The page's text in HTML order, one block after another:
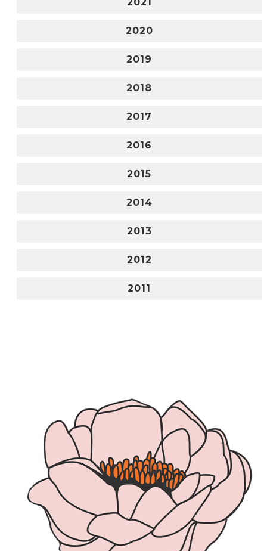
2021
2020
2019
2018
2017
2016
2015
2014
2013
2012
2011